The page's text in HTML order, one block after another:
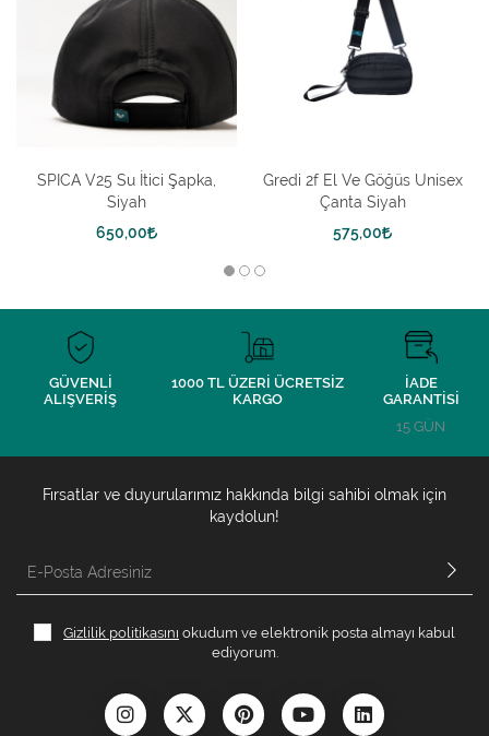
SPICA V25 Su İtici Şapka,
Siyah
650,00
Gredi 2f El Ve Göğüs Unisex
Çanta Siyah
575,00
GÜVENLİ
ALIŞVERİŞ
1000 TL ÜZERİ ÜCRETSİZ
KARGO
İADE
GARANTİSİ
15 GÜN
Fırsatlar ve duyurularımız hakkında bilgi sahibi olmak için
kaydolun!
Gizlilik politikasını okudum ve elektronik posta almayı kabul
ediyorum.